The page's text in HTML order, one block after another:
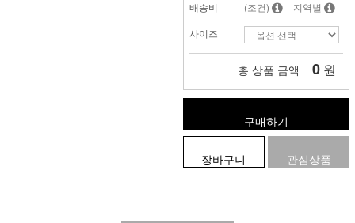
배송비 (조건)
지역별
사이즈
총 상품 금액 0 원
구매하기
장바구니 관심상품